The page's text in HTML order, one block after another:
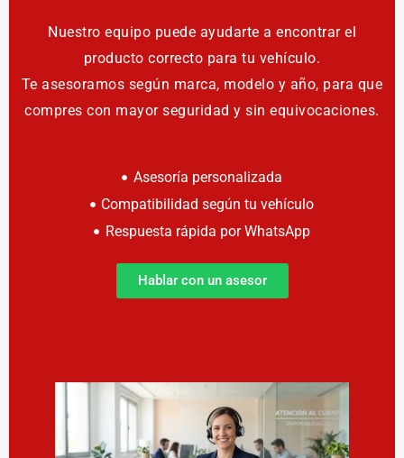
Nuestro equipo puede ayudarte a encontrar el
producto correcto para tu vehículo.
Te asesoramos según marca, modelo y año, para que
compres con mayor seguridad y sin equivocaciones.
Asesoría personalizada
Compatibilidad según tu vehículo
Respuesta rápida por WhatsApp
Hablar con un asesor